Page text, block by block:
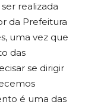
realizada
da Prefeitura
uma vez que
das
se dirigir
é uma das